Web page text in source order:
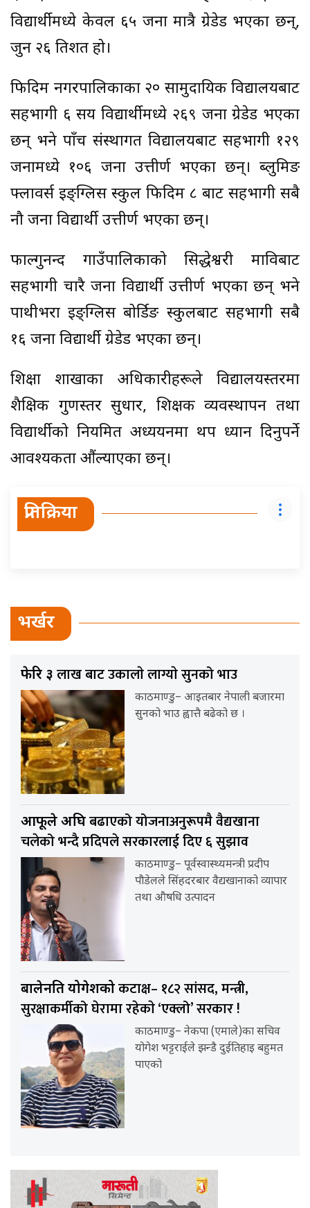
विद्यार्थीमध्ये केवल ६५ जना मात्रै ग्रेडेड भएका छन्,
जुन २६ प्रतिशत हो।
फिदिम नगरपालिकाका २० सामुदायिक विद्यालयबाट
सहभागी ६ सय विद्यार्थीमध्ये २६९ जना ग्रेडेड भएका
छन् भने पाँच संस्थागत विद्यालयबाट सहभागी १२९
जनामध्ये १०६ जना उत्तीर्ण भएका छन्। ब्लुमिङ
फ्लावर्स इङ्ग्लिस स्कुल फिदिम ८ बाट सहभागी सबै
नौ जना विद्यार्थी उत्तीर्ण भएका छन्।
फाल्गुनन्द गाउँपालिकाको सिद्धेश्वरी माविबाट
सहभागी चारै जना विद्यार्थी उत्तीर्ण भएका छन् भने
पाथीभरा इङ्ग्लिस बोर्डिङ स्कुलबाट सहभागी सबै
१६ जना विद्यार्थी ग्रेडेड भएका छन्।
शिक्षा शाखाका अधिकारीहरूले विद्यालयस्तरमा
शैक्षिक गुणस्तर सुधार, शिक्षक व्यवस्थापन तथा
विद्यार्थीको नियमित अध्ययनमा थप ध्यान दिनुपर्ने
आवश्यकता औंल्याएका छन्।
प्रतिक्रिया
भर्खर
फेरि ३ लाख बाट उकालाे लाग्याे सुनको भाउ
काठमाण्डु– आइतबार नेपाली बजारमा
सुनको भाउ ह्वात्तै बढेको छ ।
आफूले अघिबढाएको योजनाअनुरूपमै वैद्यखाना
चलेको भन्दै प्रदिपले सरकारलाई दिए ६ सुझाव
काठमाण्डु– पूर्वस्वास्थ्यमन्त्री प्रदीप
पौडेलले सिंहदरबार वैद्यखानाको व्यापार
तथा औषधि उत्पादन
बालेनप्रति योगेशकोकटाक्ष– १८२ सांसद, मन्त्री,
सुरक्षाकर्मीको घेरामा रहेकाे ‘एक्लो’ सरकार !
काठमाण्डु– नेकपा (एमाले)का सचिव
योगेश भट्टराईले झन्डै दुईतिहाइ बहुमत
पाएको